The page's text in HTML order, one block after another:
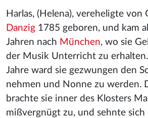
Harlas, (Helena), vereheligte von
Danzig 1785 geboren, und kam
Jahren nach München, wo sie
der Musik Unterricht zu
Jahre ward sie gezwungen den
nehmen und Nonne zu werden.
brachte sie inner des Klosters
mißvergnügt zu, und sehnte sich